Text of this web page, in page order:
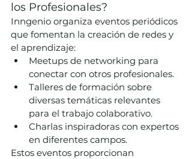
los Profesionales?
Inngenio organiza eventos periódicos
que fomentan la creación de redes y
el aprendizaje:
Meetups de networking para
conectar con otros profesionales.
Talleres de formación sobre
diversas temáticas relevantes
para el trabajo colaborativo.
Charlas inspiradoras con expertos
en diferentes campos.
Estos eventos proporcionan